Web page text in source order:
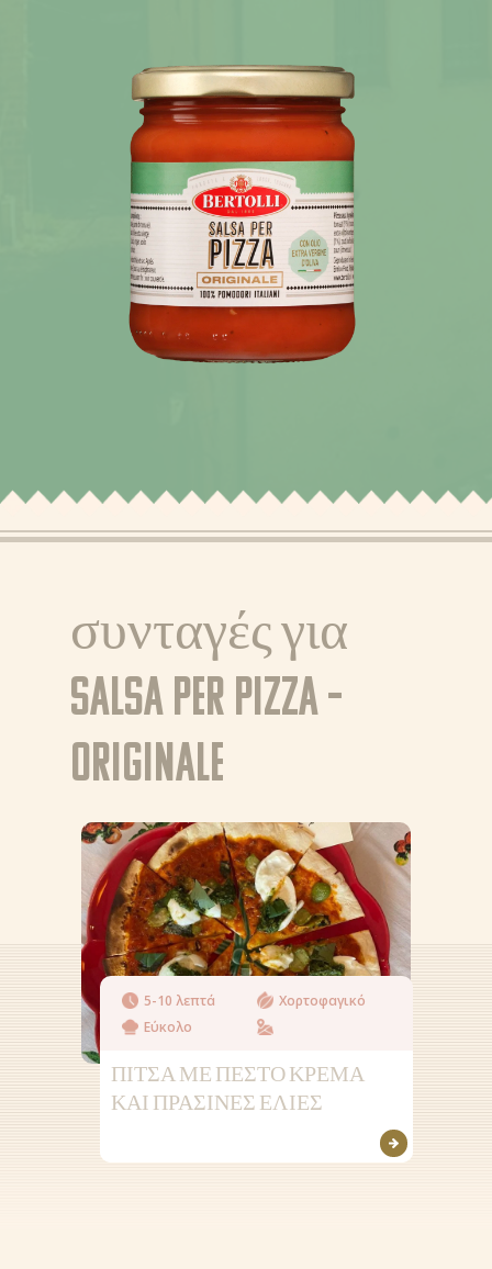
συνταγές για
Salsa per Pizza –
Originale
5-10 λεπτά
Χορτοφαγικό
Εύκολο
ΠΙΤΣΑ ΜΕ ΠΕΣΤΟ ΚΡΕΜΑ
ΚΑΙ ΠΡΑΣΙΝΕΣ ΕΛΙΕΣ
ΣΥΝΤΑΓΕΣ
ΠΡΟΪΟΝΤΑ
ΜΥΣΤΙΚΑ
ΣΗΜΕΙΑ
GR
NL (NL)
NL (BE)